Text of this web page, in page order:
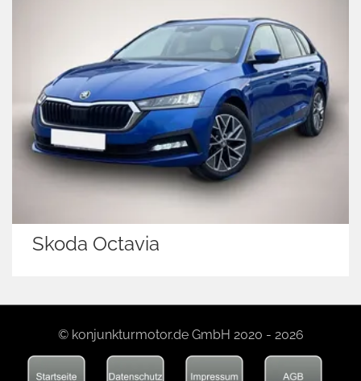
Skoda Octavia
© konjunkturmotor.de GmbH 2020 - 2026